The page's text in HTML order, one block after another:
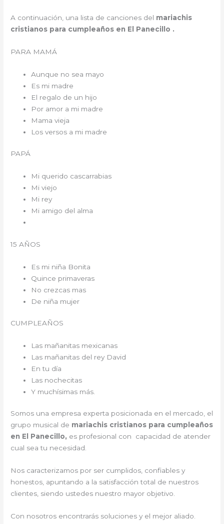
A continuación, una lista de canciones del mariachis
cristianos para cumpleaños en El Panecillo .
PARA MAMÁ
Aunque no sea mayo
Es mi madre
El regalo de un hijo
Por amor a mi madre
Mama vieja
Los versos a mi madre
PAPÁ
Mi querido cascarrabias
Mi viejo
Mi rey
Mi amigo del alma
15 AÑOS
Es mi niña Bonita
Quince primaveras
No crezcas mas
De niña mujer
CUMPLEAÑOS
Las mañanitas mexicanas
Las mañanitas del rey David
En tu día
Las nochecitas
Y muchísimas más.
Somos una empresa experta posicionada en el mercado, el
grupo musical de mariachis cristianos para cumpleaños
en El Panecillo, es profesional con capacidad de atender
cual sea tu necesidad.
Nos caracterizamos por ser cumplidos, confiables y
honestos, apuntando a la satisfacción total de nuestros
clientes, siendo ustedes nuestro mayor objetivo.
Con nosotros encontrarás soluciones y el mejor aliado.